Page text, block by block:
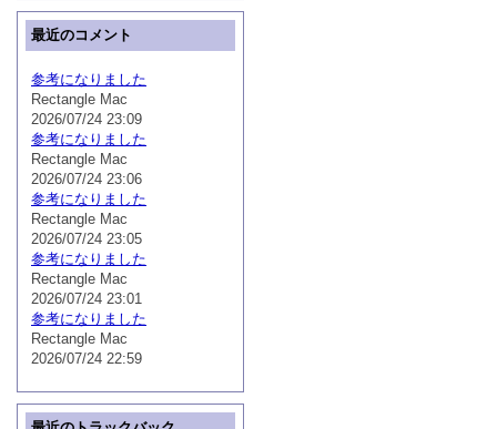
最近のコメント
参考になりました
Rectangle Mac
2026/07/24 23:09
参考になりました
Rectangle Mac
2026/07/24 23:06
参考になりました
Rectangle Mac
2026/07/24 23:05
参考になりました
Rectangle Mac
2026/07/24 23:01
参考になりました
Rectangle Mac
2026/07/24 22:59